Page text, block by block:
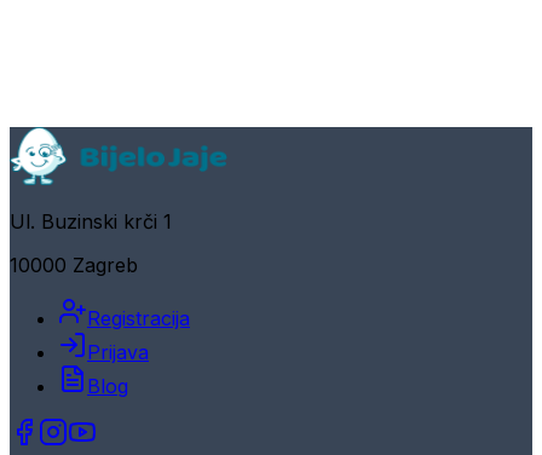
Ul. Buzinski krči 1
10000 Zagreb
Registracija
Prijava
Blog